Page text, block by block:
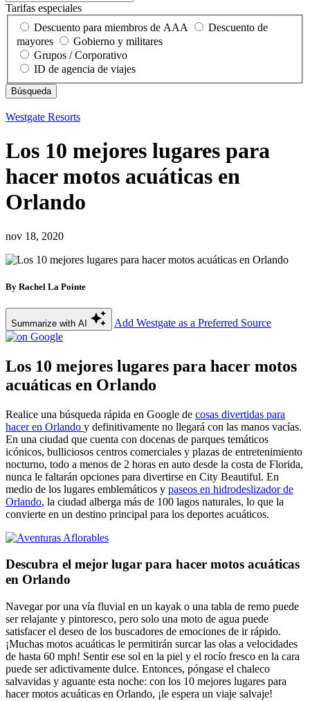
Tarifas especiales
Descuento para miembros de AAA
Descuento de
mayores
Gobierno y militares
Grupos / Corporativo
ID de agencia de viajes
Westgate Resorts
Los 10 mejores lugares para
hacer motos acuáticas en
Orlando
nov 18, 2020
By Rachel La Pointe
Summarize with AI Add Westgate as a Preferred Source
Los 10 mejores lugares para hacer motos
acuáticas en Orlando
Realice una búsqueda rápida en Google de cosas divertidas para
hacer en Orlando y definitivamente no llegará con las manos vacías.
En una ciudad que cuenta con docenas de parques temáticos
icónicos, bulliciosos centros comerciales y plazas de entretenimiento
nocturno, todo a menos de 2 horas en auto desde la costa de Florida,
nunca le faltarán opciones para divertirse en City Beautiful. En
medio de los lugares emblemáticos y paseos en hidrodeslizador de
Orlando, la ciudad alberga más de 100 lagos naturales, lo que la
convierte en un destino principal para los deportes acuáticos.
Descubra el mejor lugar para hacer motos acuáticas
en Orlando
Navegar por una vía fluvial en un kayak o una tabla de remo puede
ser relajante y pintoresco, pero solo una moto de agua puede
satisfacer el deseo de los buscadores de emociones de ir rápido.
¡Muchas motos acuáticas le permitirán surcar las olas a velocidades
de hasta 60 mph! Sentir ese sol en la piel y el rocío fresco en la cara
puede ser adictivamente dulce. Entonces, póngase el chaleco
salvavidas y aguante esta noche: con los 10 mejores lugares para
hacer motos acuáticas en Orlando, ¡le espera un viaje salvaje!